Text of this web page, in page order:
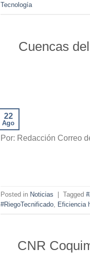
Tecnología
Cuencas
22
Ago
Por: Redacción Correo
Posted in Noticias Tagged
#RiegoTecnificado, Eficiencia
CNR